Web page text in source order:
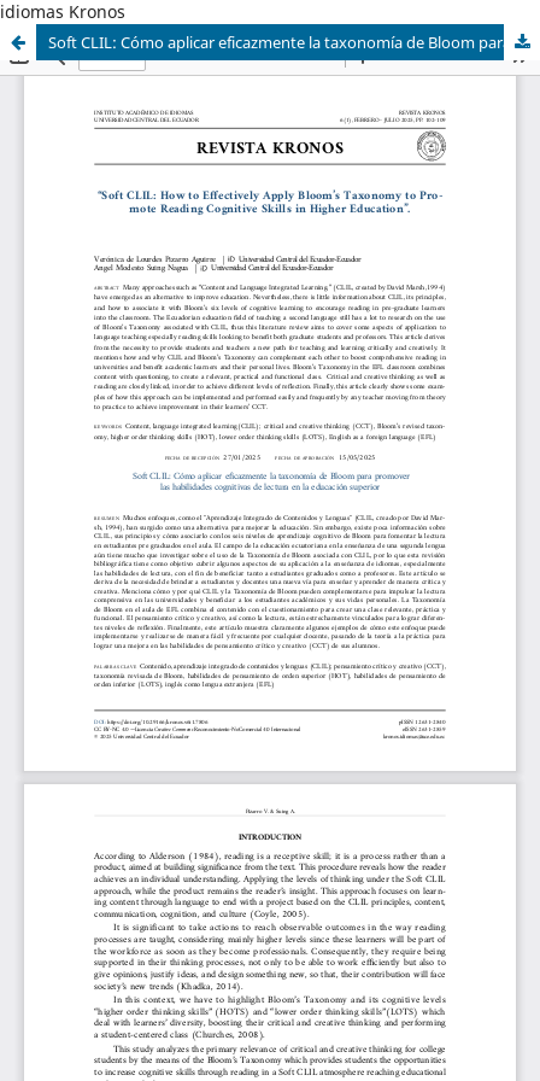
idiomas Kronos
Soft CLIL: Cómo aplicar eficazmente la taxonomía de Bloom para promover las habilidades cognitivas de lectura en la educación superior.